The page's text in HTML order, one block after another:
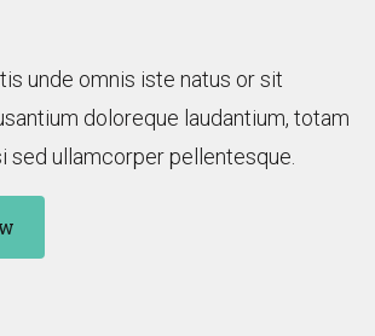
unde omnis iste natus or sit
doloreque laudantium, totam
sed ullamcorper pellentesque.